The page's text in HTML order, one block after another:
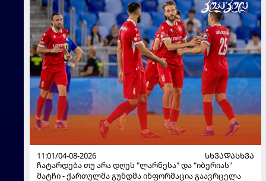
11:01/04-08-2026
ᲡᲮᲕᲐᲓᲐᲡᲮᲕᲐ
ჩატარდება თუ არა დღეს "ლარნესა" და "იბერიას"
მატჩი - ქართულმა გუნდმა ინფორმაცია გაავრცელა